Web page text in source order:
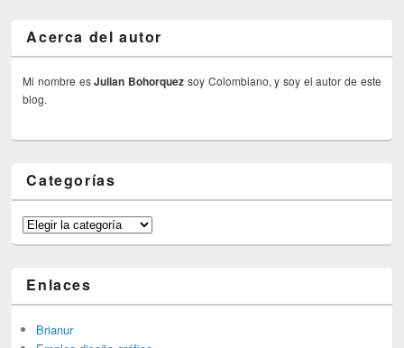
Acerca del autor
Mi nombre esJulian Bohorquez soy Colombiano, y soy el autor de este
blog.
Categorías
Categorías
Enlaces
Brianur